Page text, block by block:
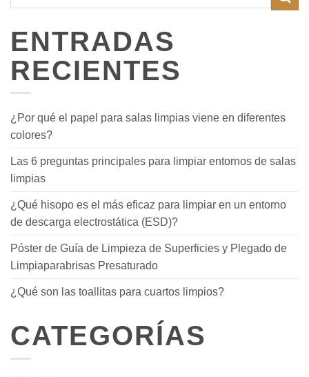
ENTRADAS
RECIENTES
¿Por qué el papel para salas limpias viene en diferentes
colores?
Las 6 preguntas principales para limpiar entornos de salas
limpias
¿Qué hisopo es el más eficaz para limpiar en un entorno
de descarga electrostática (ESD)?
Póster de Guía de Limpieza de Superficies y Plegado de
Limpiaparabrisas Presaturado
¿Qué son las toallitas para cuartos limpios?
CATEGORÍAS